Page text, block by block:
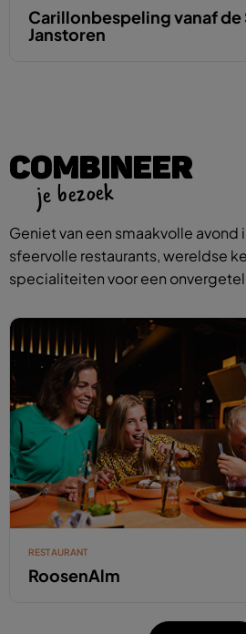
Carillonbespeling vanaf de
Janstoren
COMBINEER
je bezoek
Geniet van een smaakvolle
sfeervolle restaurants, wereldse
specialiteiten voor een
RESTAURANT
RoosenAlm